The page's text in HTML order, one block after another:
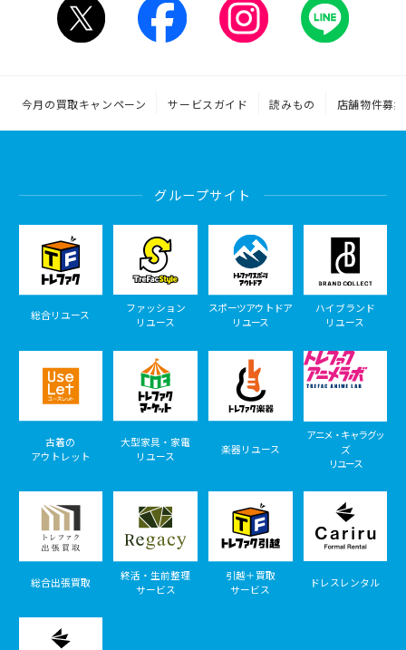
今月の買取キャンペーン サービスガイド 読みもの 店舗物件募集
グループサイト
総合リユース
ファッション
リユース
スポーツアウトドア
リユース
ハイブランド
リユース
古着の
アウトレット
大型家具・家電
リユース
楽器リユース
アニメ・キャラグッ
ズ
リユース
総合出張買取
終活・生前整理
サービス
引越＋買取
サービス
ドレスレンタル